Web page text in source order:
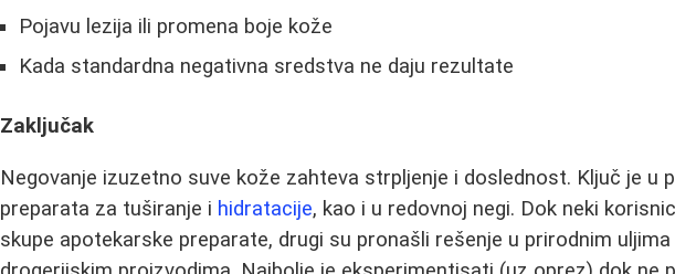
Pojavu lezija ili promena boje kože
Kada standardna negativna sredstva ne daju rezultate
Zaključak
Negovanje izuzetno suve kože zahteva strpljenje i doslednost. Ključ je u
preparata za tuširanje i hidratacije, kao i u redovnoj negi. Dok neki
skupe apotekarske preparate, drugi su pronašli rešenje u prirodnim